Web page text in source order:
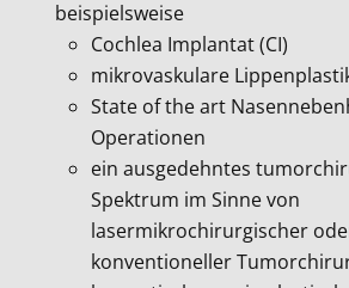
beispielsweise
Cochlea Implantat (CI)
mikrovaskulare
State of the art
Operationen
ein ausgedehntes
Spektrum im Sinne von
lasermikrochirurgischer
konventioneller